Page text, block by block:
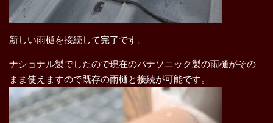
新しい雨樋を接続して完了です。
ナショナル製でしたので現在のパナソニック製の雨樋がその
まま使えますので既存の雨樋と接続が可能です。